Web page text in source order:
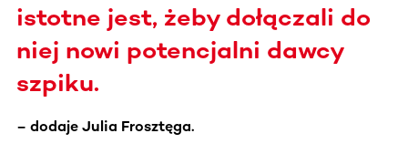
istotne jest, żeby dołączali do
niej nowi potencjalni dawcy
szpiku.
– dodaje Julia Frosztęga.